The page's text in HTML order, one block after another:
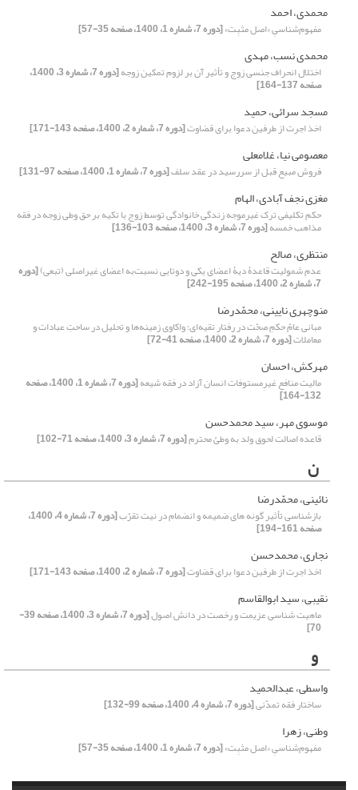
محمدی، احمد
مفهوم‌شناسیِ «اصل مثبِت»[دوره 7، شماره 1، 1400، صفحه 35-57]
محمدی نسب، مهدی
اختلال انحراف جنسی زوج و تأثیر آن بر لزوم تمکین زوجه [دوره 7، شماره 3، 1400،
صفحه 137-164]
مسجد سرائی، حمید
اخذ اجرت از طرفین دعوا برای قضاوت[دوره 7، شماره 2، 1400، صفحه 143-171]
معصومی نیا، غلامعلی
فروش مبیع قبل از سررسید در عقد سلف[دوره 7، شماره 1، 1400، صفحه 97-131]
مغزی نجف آبادی، الهام
حکم تکلیفی ترک غیرموجه زندگی خانوادگی توسط زوج با تکیه بر حق وطی زوجه در فقه
مذاهب خمسه[دوره 7، شماره 3، 1400، صفحه 103-136]
منتظری، صالح
عدم شمولیت قاعدۀ دیۀ اعضای یکی و دوتایی نسبت‌به اعضای غیر‌اصلی (تبعی)[دوره
7، شماره 2، 1400، صفحه 195-242]
منوچهری نایینی، محمّدرضا
مبانی عامّ حکمِ صحّت در رفتارِ تقیه‌ای؛ واکاوی زمینه‌ها و تحلیل در ساحتِ عبادات و
معاملات[دوره 7، شماره 2، 1400، صفحه 41-72]
مهرکش، احسان
مالیت منافع غیرِمستوفات انسان آزاد در فقه شیعه [دوره 7، شماره 1، 1400، صفحه
132-164]
موسوی مهر، سید محمدحسن
قاعده اصالت لحوق ولد به وطئ محترم[دوره 7، شماره 3، 1400، صفحه 71-102]
ن
نائینی، محمّدرضا
بازشناسی تأثیر گونه های ضمیمه و انضمام در نیت تقرّب [دوره 7، شماره 4، 1400،
صفحه 161-194]
نجاری، محمدحسن
اخذ اجرت از طرفین دعوا برای قضاوت[دوره 7، شماره 2، 1400، صفحه 143-171]
نقیبی، سید ابوالقاسم
ماهیت شناسی عزیمت و رخصت در دانش اصول [دوره 7، شماره 3، 1400، صفحه 39-
70]
و
واسطی، عبدالحمید
ساختار فقه تمدّنی[دوره 7، شماره 4، 1400، صفحه 99-132]
وطنی، زهرا
مفهوم‌شناسیِ «اصل مثبِت»[دوره 7، شماره 1، 1400، صفحه 35-57]